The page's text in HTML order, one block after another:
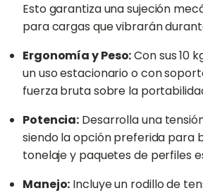
Esto garantiza una sujeción
para cargas que vibrarán
Ergonomía y Peso:Con sus 10
un uso estacionario o con
fuerza bruta sobre la
Potencia: Desarrolla una
siendo la opción preferida para
tonelaje y paquetes de perfiles
Manejo: Incluye un rodillo de